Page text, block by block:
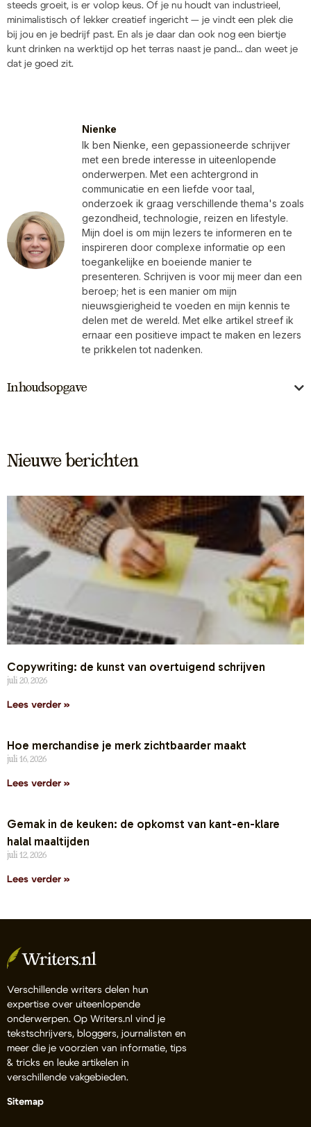
steeds groeit, is er volop keus. Of je nu houdt van industrieel,
minimalistisch of lekker creatief ingericht — je vindt een plek die
bij jou en je bedrijf past. En als je daar dan ook nog een biertje
kunt drinken na werktijd op het terras naast je pand… dan weet je
dat je goed zit.
Nienke
Ik ben Nienke, een gepassioneerde schrijver
met een brede interesse in uiteenlopende
onderwerpen. Met een achtergrond in
communicatie en een liefde voor taal,
onderzoek ik graag verschillende thema's zoals
gezondheid, technologie, reizen en lifestyle.
Mijn doel is om mijn lezers te informeren en te
inspireren door complexe informatie op een
toegankelijke en boeiende manier te
presenteren. Schrijven is voor mij meer dan een
beroep; het is een manier om mijn
nieuwsgierigheid te voeden en mijn kennis te
delen met de wereld. Met elke artikel streef ik
ernaar een positieve impact te maken en lezers
te prikkelen tot nadenken.
Inhoudsopgave
Nieuwe berichten
Copywriting: de kunst van overtuigend schrijven
juli 20, 2026
Lees verder »
Hoe merchandise je merk zichtbaarder maakt
juli 16, 2026
Lees verder »
Gemak in de keuken: de opkomst van kant-en-klare
halal maaltijden
juli 12, 2026
Lees verder »
Verschillende writers delen hun
expertise over uiteenlopende
onderwerpen. Op Writers.nl vind je
tekstschrijvers, bloggers, journalisten en
meer die je voorzien van informatie, tips
& tricks en leuke artikelen in
verschillende vakgebieden.
Sitemap